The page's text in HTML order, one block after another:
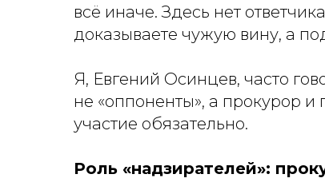
всё иначе. Здесь нет
доказываете чужую вину, а
Я, Евгений Осинцев, часто
не «оппоненты», а прокурор и
участие обязательно.
Роль «надзирателей»: